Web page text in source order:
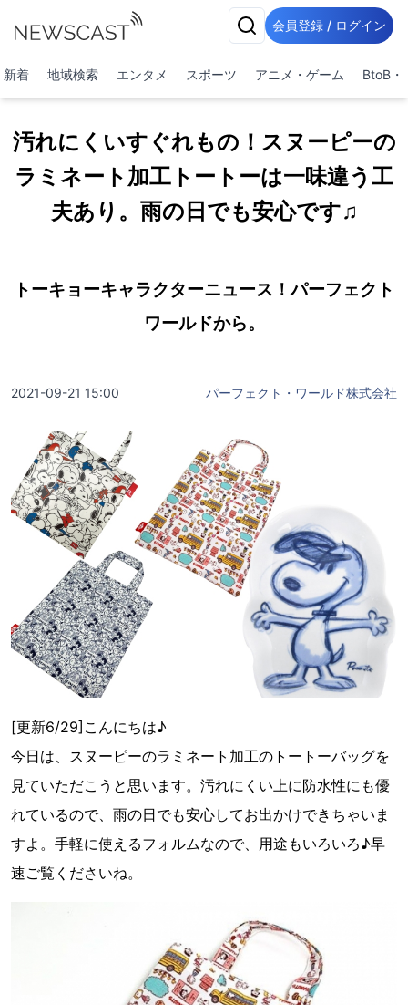
会員登録 / ログイン
新着 地域検索 エンタメ スポーツ アニメ・ゲーム BtoB・
汚れにくいすぐれもの！スヌーピーの
ラミネート加工トートーは一味違う工
夫あり。雨の日でも安心です♫
トーキョーキャラクターニュース！パーフェクト
ワールドから。
2021-09-21 15:00 パーフェクト・ワールド株式会社
[更新6/29]こんにちは♪
今日は、スヌーピーのラミネート加工のトートーバッグを
見ていただこうと思います。汚れにくい上に防水性にも優
れているので、雨の日でも安心してお出かけできちゃいま
すよ。手軽に使えるフォルムなので、用途もいろいろ♪早
速ご覧くださいね。